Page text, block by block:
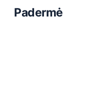
Padermė